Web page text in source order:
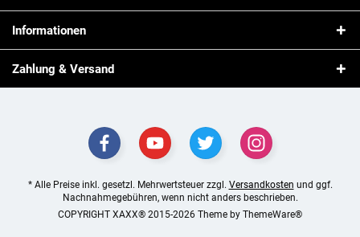
Informationen
Zahlung & Versand
* Alle Preise inkl. gesetzl. Mehrwertsteuer zzgl. Versandkosten und ggf.
Nachnahmegebühren, wenn nicht anders beschrieben.
COPYRIGHT XAXX® 2015-2026 Theme by ThemeWare®